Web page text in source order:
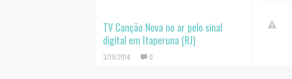
TV Canção Nova no ar pelo sinal
digital em Itaperuna (RJ)
3/19/2014 0